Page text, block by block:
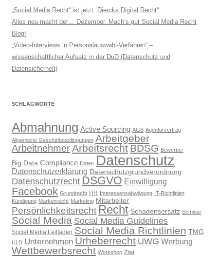
„Social Media Recht“ ist jetzt „Diercks Digital Recht“
Alles neu macht der… Dezember. Mach’s gut Social Media Recht
Blog!
„Video-Interviews in Personalauswahl-Verfahren“ –
wissenschaftlicher Aufsatz in der DuD (Datenschutz und
Datensicherheit)
SCHLAGWORTE
Abmahnung Active Sourcing AGB Agenturvertrag
Allgemeine Geschäftsbedingungen Arbeitgeber
ArbeitnehmerArbeitsrecht BDSG Bewerber
Big Data Compliance Daten Datenschutz
Datenschutzerklärung Datenschutzgrundverordnung
Datenschutzrecht DSGVO Einwilligung
Facebook Grundrecht HR Interessensabwägung IT-Richtlinien
Kündigung Markenrecht Marketing Mitarbeiter
Persönlichkeitsrecht Recht Schadensersatz Seminar
Social Media Social Media Guidelines
Social Media Leitfaden Social Media Richtlinien TMG
ULD Unternehmen Urheberrecht UWG Werbung
Wettbewerbsrecht Workshop Zitat